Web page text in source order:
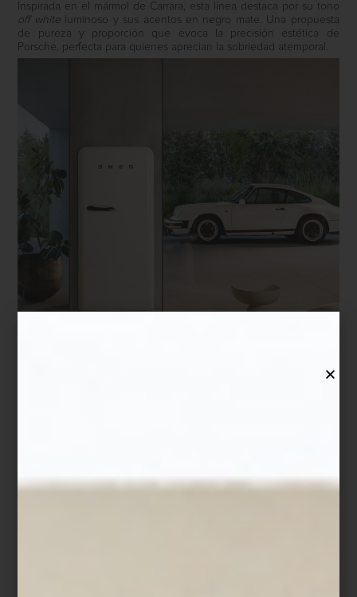
Inspirada en el mármol de Carrara, esta línea destaca por su tono
off whiteluminoso y sus acentos en negro mate. Una propuesta
de pureza y proporción que evoca la precisión estética de
Porsche, perfecta para quienes aprecian la sobriedad atemporal.